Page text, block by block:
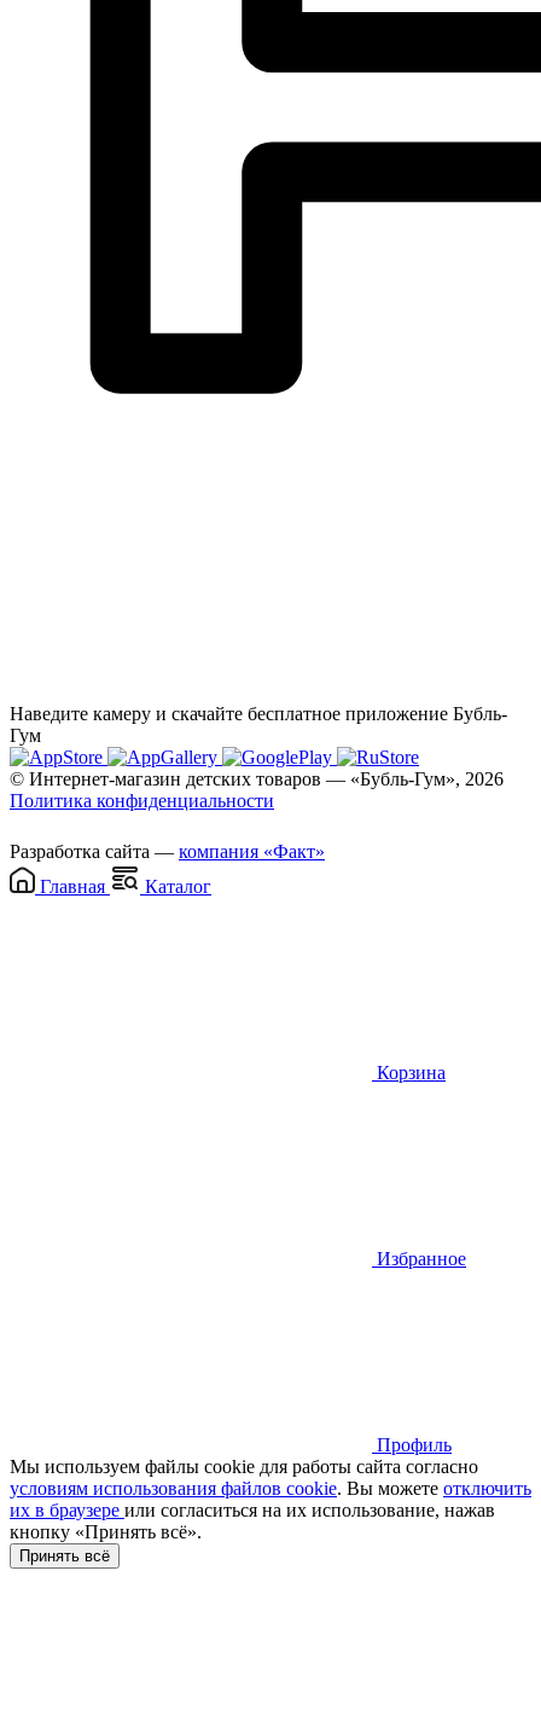
Наведите камеру и скачайте бесплатное приложение Бубль-
Гум
© Интернет-магазин детских товаров — «Бубль-Гум», 2026
Политика конфиденциальности
Разработка сайта — компания «Факт»
Главная
Каталог
Корзина
Избранное
Профиль
Мы используем файлы cookie для работы сайта согласно
условиям использования файлов cookie. Вы можете отключить
их в браузере или cогласиться на их использование, нажав
кнопку «Принять всё».
Принять всё